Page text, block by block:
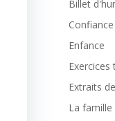
Billet
Enfance
Exercices
Extraits
La famille